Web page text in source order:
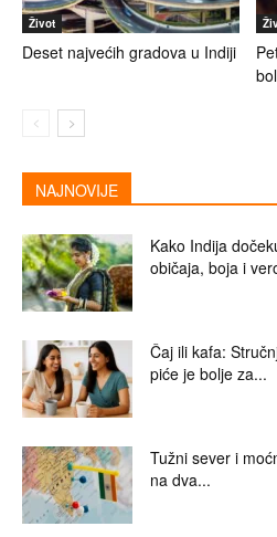
Život
Deset najvećih gradova u Indiji
NAJNOVIJE
Kako Indija
običaja, boja i
Čaj ili kafa:
piće je bolje za...
Tužni sever i
na dva...